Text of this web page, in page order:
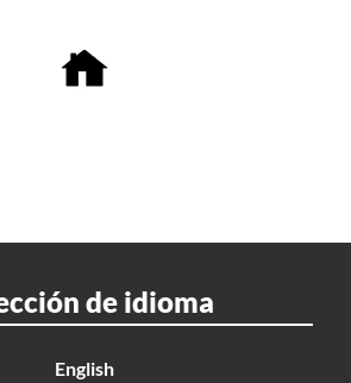
de idioma
English